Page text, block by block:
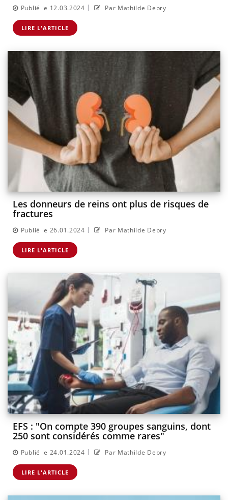
Publié le 12.03.2024 | Par Mathilde Debry
LIRE L'ARTICLE
Les donneurs de reins ont plus de risques de
fractures
Publié le 26.01.2024 | Par Mathilde Debry
LIRE L'ARTICLE
EFS : "On compte 390 groupes sanguins, dont
250 sont considérés comme rares"
Publié le 24.01.2024 | Par Mathilde Debry
LIRE L'ARTICLE